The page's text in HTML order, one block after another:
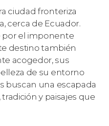
ciudad fronteriza
cerca de Ecuador.
por el imponente
destino también
acogedor, sus
de su entorno
buscan una escapada
y paisajes que